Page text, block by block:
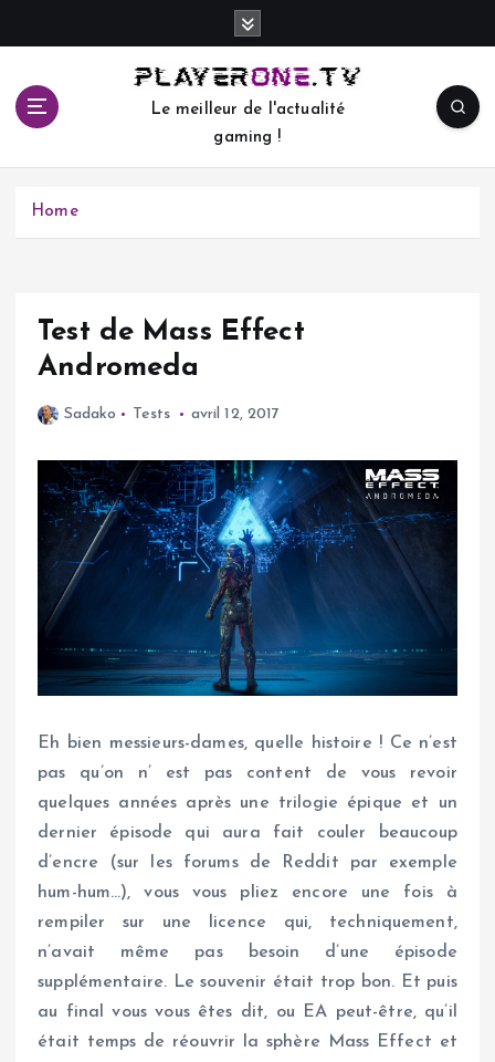
c
Le meilleur de l'actualité
gaming !
Home
Test de Mass Effect
Andromeda
Sadako Tests avril 12, 2017
Eh bien messieurs-dames, quelle histoire ! Ce n’est
pas qu’on n’ est pas content de vous revoir
quelques années après une trilogie épique et un
dernier épisode qui aura fait couler beaucoup
d’encre (sur les forums de Reddit par exemple
hum-hum…), vous vous pliez encore une fois à
rempiler sur une licence qui, techniquement,
n’avait même pas besoin d’une épisode
supplémentaire. Le souvenir était trop bon. Et puis
au final vous vous êtes dit, ou EA peut-être, qu’il
était temps de réouvrir la sphère Mass Effect et